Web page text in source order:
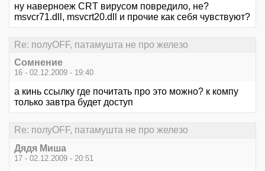
ну наверноеж CRT вирусом повредило, не?
msvcr71.dll, msvcrt20.dll и прочие как себя чувствуют?
Re: полуOFF, патамушта не про железо
Сомнение
16 - 02.12.2009 - 19:40
а кинь ссылку где почитать про это можно? к компу
только завтра будет доступ
Re: полуOFF, патамушта не про железо
Дядя Миша
17 - 02.12.2009 - 20:51